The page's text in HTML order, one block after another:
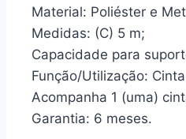
Material: Poliéster e
Medidas: (C) 5 m;
Capacidade para
Função/Utilização:
Acompanha 1 (uma)
Garantia: 6 meses.